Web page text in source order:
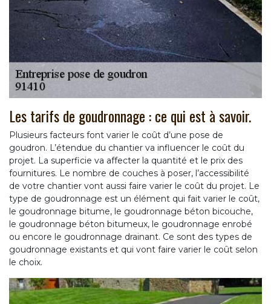
Les tarifs de goudronnage : ce qui est à savoir.
Plusieurs facteurs font varier le coût d’une pose de
goudron. L’étendue du chantier va influencer le coût du
projet. La superficie va affecter la quantité et le prix des
fournitures. Le nombre de couches à poser, l’accessibilité
de votre chantier vont aussi faire varier le coût du projet. Le
type de goudronnage est un élément qui fait varier le coût,
le goudronnage bitume, le goudronnage béton bicouche,
le goudronnage béton bitumeux, le goudronnage enrobé
ou encore le goudronnage drainant. Ce sont des types de
goudronnage existants et qui vont faire varier le coût selon
le choix.